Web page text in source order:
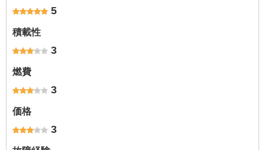
5
積載性
3
燃費
3
価格
3